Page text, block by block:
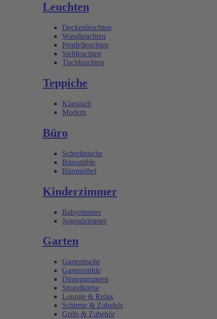
Leuchten
Deckenleuchten
Wandleuchten
Pendelleuchten
Stehleuchten
Tischleuchten
Teppiche
Klassisch
Modern
Büro
Schreibtische
Bürostühle
Büromöbel
Kinderzimmer
Babyzimmer
Jugendzimmer
Garten
Gartentische
Gartenstühle
Dininggruppen
Strandkörbe
Lounge & Relax
Schirme & Zubehör
Grills & Zubehör